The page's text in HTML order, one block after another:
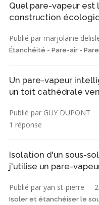
Quel pare-vapeur
construction
Publié par marjolaine
Étanchéité - Pare-air -
Un pare-vapeur
un toit cathédrale
Publié par GUY DUPONT
1 réponse
Isolation d'un sous-
j'utilise un pare-
Publié par yan st-pierre
Isoler et étanchéiser le